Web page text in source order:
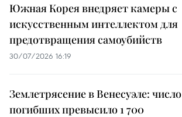
Южная Корея внедряет камеры с
искусственным интеллектом для
предотвращения самоубийств
30/07/2026 16:19
Землетрясение в Венесуэле: число
погибших превысило 1 700